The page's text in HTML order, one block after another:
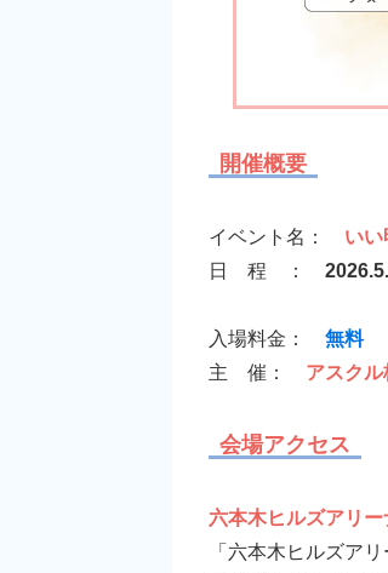
開催概要
イベント名： い
日 程 ：
-31(日)
入場料金： 無料
主 催： アスク
会場アクセス
六本木ヒルズアリー
「六本木ヒルズア